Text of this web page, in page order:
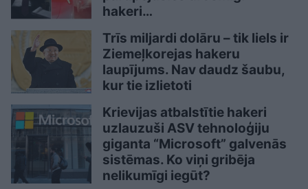
hakeri…
Trīs miljardi dolāru – tik liels ir
Ziemeļkorejas hakeru
laupījums. Nav daudz šaubu,
kur tie izlietoti
Krievijas atbalstītie hakeri
uzlauzuši ASV tehnoloģiju
giganta “Microsoft” galvenās
sistēmas. Ko viņi gribēja
nelikumīgi iegūt?